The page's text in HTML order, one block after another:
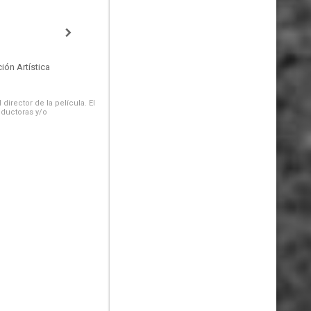
Artística
de la película. El
y/o